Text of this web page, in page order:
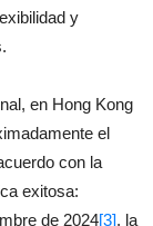
y
en Hong Kong
el
con la
exitosa:
de 2024[3], la